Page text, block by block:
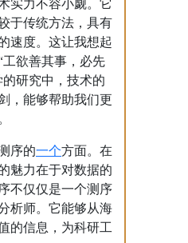
实力不容小觑。它
于传统方法，具有
速度。这让我想起
欲善其事，必先
研究中，技术的
，能够帮助我们更
序的一个方面。在
魅力在于对数据的
不仅仅是一个测序
析师。它能够从海
的信息，为科研工